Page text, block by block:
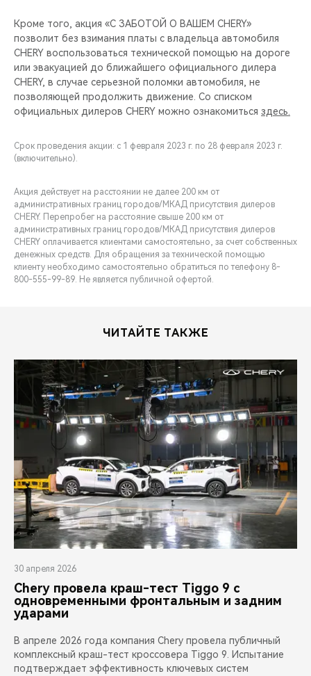
Кроме того, акция «С ЗАБОТОЙ О ВАШЕМ CHERY»
позволит без взимания платы с владельца автомобиля
CHERY воспользоваться технической помощью на дороге
или эвакуацией до ближайшего официального дилера
CHERY, в случае серьезной поломки автомобиля, не
позволяющей продолжить движение. Со списком
официальных дилеров CHERY можно ознакомиться здесь.
Срок проведения акции: с 1 февраля 2023 г. по 28 февраля 2023 г.
(включительно).
Акция действует на расстоянии не далее 200 км от
административных границ городов/МКАД присутствия дилеров
CHERY. Перепробег на расстояние свыше 200 км от
административных границ городов/МКАД присутствия дилеров
CHERY оплачивается клиентами самостоятельно, за счет собственных
денежных средств. Для обращения за технической помощью
клиенту необходимо самостоятельно обратиться по телефону 8-
800-555-99-89. Не является публичной офертой.
ЧИТАЙТЕ ТАКЖЕ
30 апреля 2026
Chery провела краш-тест Tiggo 9 с
одновременными фронтальным и задним
ударами
В апреле 2026 года компания Chery провела публичный
комплексный краш-тест кроссовера Tiggo 9. Испытание
подтверждает эффективность ключевых систем